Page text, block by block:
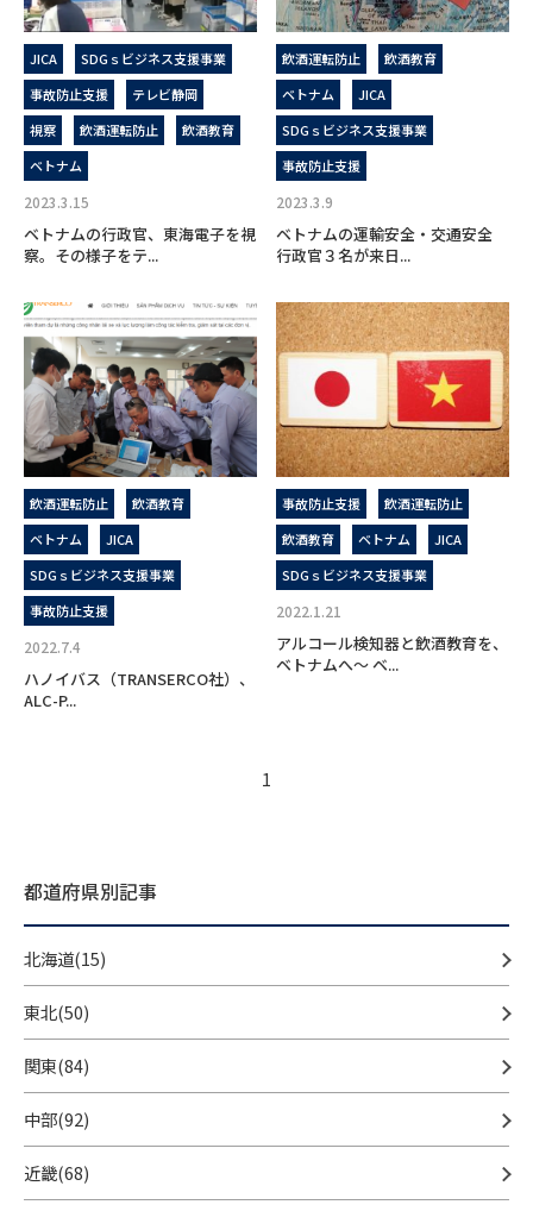
JICA
SDGｓビジネス支援事業
事故防止支援
テレビ静岡
視察
飲酒運転防止
飲酒教育
ベトナム
2023.3.15
ベトナムの行政官、東海電子を視
察。その様子をテ...
飲酒運転防止
飲酒教育
ベトナム
JICA
SDGｓビジネス支援事業
事故防止支援
2023.3.9
ベトナムの運輸安全・交通安全
行政官３名が来日...
飲酒運転防止
飲酒教育
ベトナム
JICA
SDGｓビジネス支援事業
事故防止支援
2022.7.4
ハノイバス（TRANSERCO社）、
ALC-P...
事故防止支援
飲酒運転防止
飲酒教育
ベトナム
JICA
SDGｓビジネス支援事業
2022.1.21
アルコール検知器と飲酒教育を、
ベトナムへ～ ベ...
1
都道府県別記事
北海道(15)
東北(50)
関東(84)
中部(92)
近畿(68)